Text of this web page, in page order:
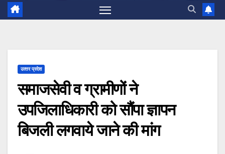
उत्‍तर प्रदेश
समाजसेवी व ग्रामीणों ने
उपजिलाधिकारी को सौंपा ज्ञापन
बिजली लगवाये जाने की मांग